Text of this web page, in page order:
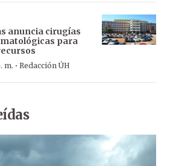
anuncia cirugías
para
m. · Redacción ÚH